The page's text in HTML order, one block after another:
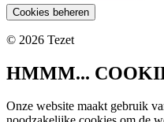
Cookies beheren
© 2026 Tezet
HMMM...
Onze website maakt gebruik